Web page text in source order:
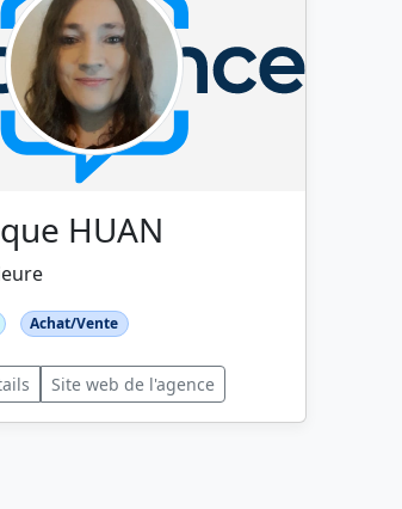
HUAN
Achat/Vente
Site web de l'agence